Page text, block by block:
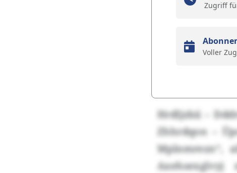
Zugriff
Voller
Hrdljzbii –
Zhhrdqon –
Mplnmrezn“,
Axehsexglvyj